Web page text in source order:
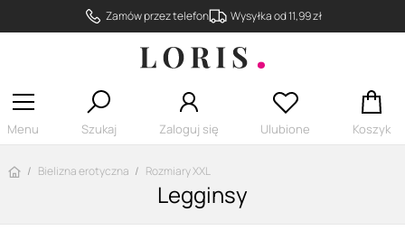
Zamów przez telefon Wysyłka od 11,99 zł
Menu Szukaj Zaloguj się Ulubione Koszyk
Strona główna
Bielizna erotyczna Rozmiary XXL
Legginsy